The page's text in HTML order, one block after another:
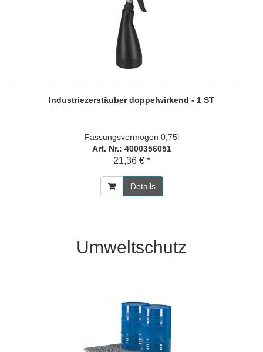
Industriezerstäuber doppelwirkend - 1 ST
Fassungsvermögen 0,75l
Art. Nr.: 4000356051
21,36 € *
Details
Umweltschutz